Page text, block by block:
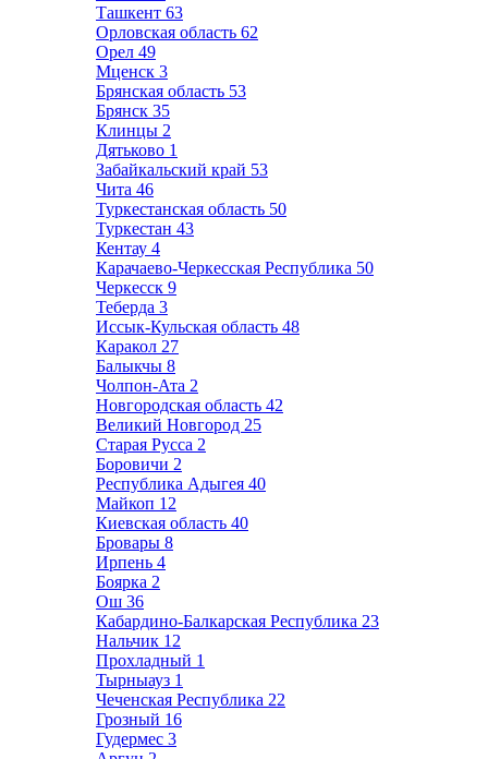
Ташкент 63
Орловская область 62
Орел 49
Мценск 3
Брянская область 53
Брянск 35
Клинцы 2
Дятьково 1
Забайкальский край 53
Чита 46
Туркестанская область 50
Туркестан 43
Кентау 4
Карачаево-Черкесская Республика 50
Черкесск 9
Теберда 3
Иссык-Кульская область 48
Каракол 27
Балыкчы 8
Чолпон-Ата 2
Новгородская область 42
Великий Новгород 25
Старая Русса 2
Боровичи 2
Республика Адыгея 40
Майкоп 12
Киевская область 40
Бровары 8
Ирпень 4
Боярка 2
Ош 36
Кабардино-Балкарская Республика 23
Нальчик 12
Прохладный 1
Тырныауз 1
Чеченская Республика 22
Грозный 16
Гудермес 3